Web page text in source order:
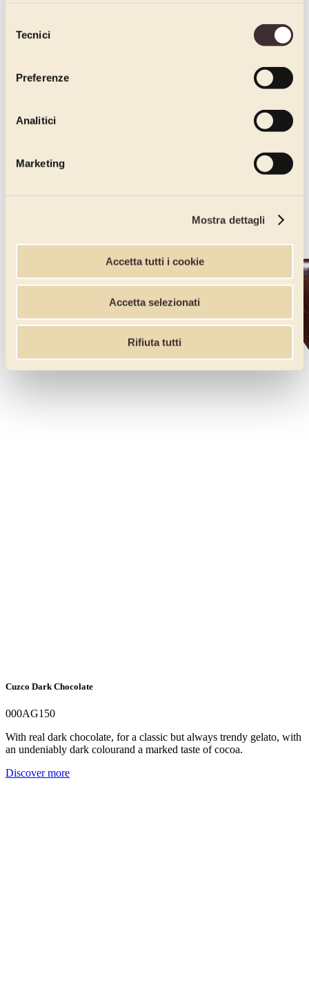
delTecnici
Preferenze
Analitici
Marketing
Mostra dettagli
Accetta tutti i cookie
Accetta selezionati
Rifiuta tutti
Cuzco Dark Chocolate
000AG150
With real dark chocolate, for a classic but always trendy gelato, with
an undeniably dark colourand a marked taste of cocoa.
Discover more